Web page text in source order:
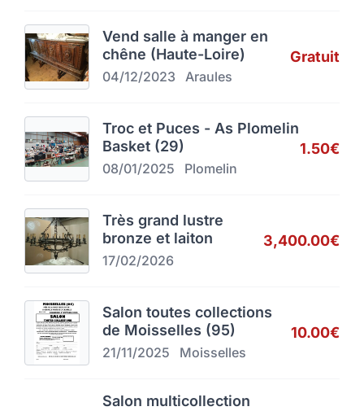
Vend salle à manger en
chêne (Haute-Loire)
04/12/2023 Araules
Gratuit
Troc et Puces - As Plomelin
Basket (29)
08/01/2025 Plomelin
1.50€
Très grand lustre
bronze et laiton
17/02/2026
3,400.00€
Salon toutes collections
de Moisselles (95)
21/11/2025 Moisselles
10.00€
Salon multicollection